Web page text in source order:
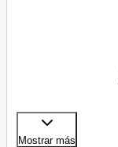
Mostrar más